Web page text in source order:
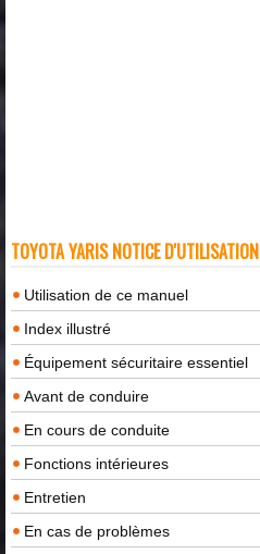
TOYOTA YARIS NOTICE D'UTILISATION
Utilisation de ce manuel
Index illustré
Équipement sécuritaire essentiel
Avant de conduire
En cours de conduite
Fonctions intérieures
Entretien
En cas de problèmes